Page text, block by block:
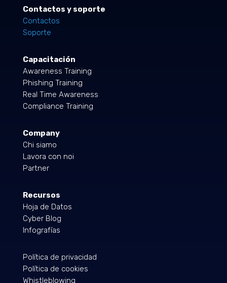
Contactos y soporte
Contactos
Soporte
Capacitación
Awareness Training
Phishing Training
Real Time Awareness
Compliance Training
Company
Chi siamo
Lavora con noi
Partner
Recursos
Hoja de Datos
Cyber Blog
Infografías
Política de privacidad
Política de cookies
Whistleblowing